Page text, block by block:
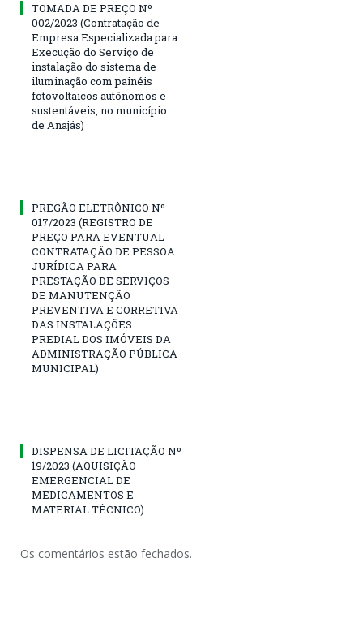
TOMADA DE PREÇO Nº
002/2023 (Contratação de
Empresa Especializada para
Execução do Serviço de
instalação do sistema de
iluminação com painéis
fotovoltaicos autônomos e
sustentáveis, no município
de Anajás)
PREGÃO ELETRÔNICO Nº
017/2023 (REGISTRO DE
PREÇO PARA EVENTUAL
CONTRATAÇÃO DE PESSOA
JURÍDICA PARA
PRESTAÇÃO DE SERVIÇOS
DE MANUTENÇÃO
PREVENTIVA E CORRETIVA
DAS INSTALAÇÕES
PREDIAL DOS IMÓVEIS DA
ADMINISTRAÇÃO PÚBLICA
MUNICIPAL)
DISPENSA DE LICITAÇÃO Nº
19/2023 (AQUISIÇÃO
EMERGENCIAL DE
MEDICAMENTOS E
MATERIAL TÉCNICO)
Os comentários estão fechados.